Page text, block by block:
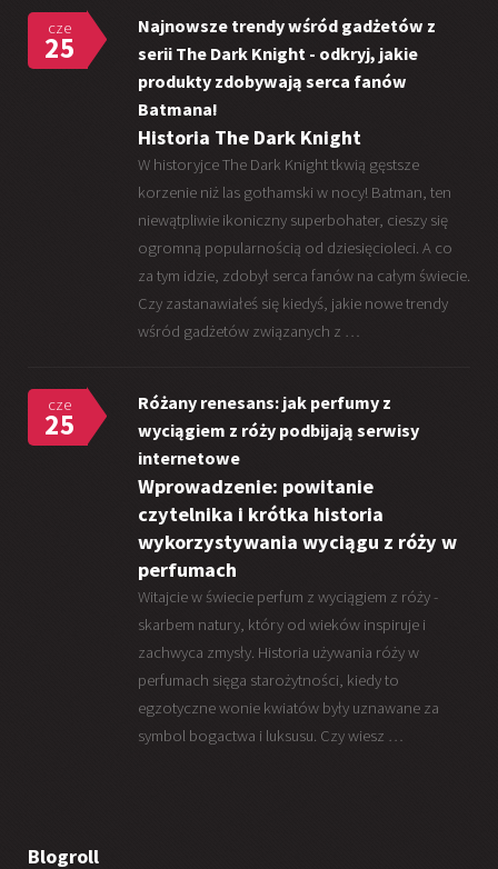
cze
25
Najnowsze trendy wśród gadżetów z
serii The Dark Knight - odkryj, jakie
produkty zdobywają serca fanów
Batmana!
Historia The Dark Knight
W historyjce The Dark Knight tkwią gęstsze
korzenie niż las gothamski w nocy! Batman, ten
niewątpliwie ikoniczny superbohater, cieszy się
ogromną popularnością od dziesięcioleci. A co
za tym idzie, zdobył serca fanów na całym świecie.
Czy zastanawiałeś się kiedyś, jakie nowe trendy
wśród gadżetów związanych z …
cze
25
Różany renesans: jak perfumy z
wyciągiem z róży podbijają serwisy
internetowe
Wprowadzenie: powitanie
czytelnika i krótka historia
wykorzystywania wyciągu z róży w
perfumach
Witajcie w świecie perfum z wyciągiem z róży -
skarbem natury, który od wieków inspiruje i
zachwyca zmysły. Historia używania róży w
perfumach sięga starożytności, kiedy to
egzotyczne wonie kwiatów były uznawane za
symbol bogactwa i luksusu. Czy wiesz …
Blogroll